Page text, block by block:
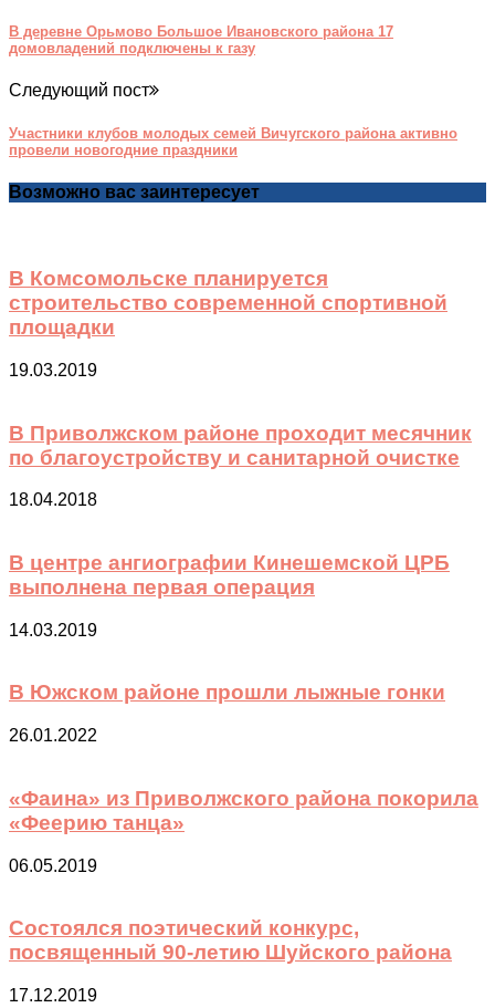
В деревне Орьмово Большое Ивановского района 17
домовладений подключены к газу
Следующий пост
Участники клубов молодых семей Вичугского района активно
провели новогодние праздники
Возможно вас заинтересует
В Комсомольске планируется
строительство современной спортивной
площадки
19.03.2019
В Приволжском районе проходит месячник
по благоустройству и санитарной очистке
18.04.2018
В центре ангиографии Кинешемской ЦРБ
выполнена первая операция
14.03.2019
В Южском районе прошли лыжные гонки
26.01.2022
«Фаина» из Приволжского района покорила
«Феерию танца»
06.05.2019
Состоялся поэтический конкурс,
посвященный 90-летию Шуйского района
17.12.2019